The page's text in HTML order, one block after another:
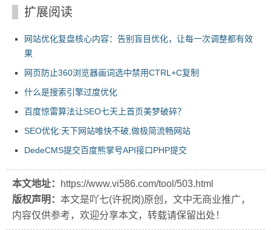
扩展阅读
网站优化复盘核心内容：告别盲目优化，让每一次调整都有效
果
网页防止360浏览器画词选中禁用CTRL+C复制
什么是搜索引擎过度优化
百度惊雷算法让SEO七天上首页美梦破碎？
SEO优化:天下网站唯快不破,做极简流畅网站
DedeCMS提交百度熊掌号API接口PHP提交
本文地址：
https://www.vi586.com/tool/503.html
版权声明： 本文是吖七(许祝岗)原创，文中无商业推广，
内容仅供参考，欢迎分享本文，转载请保留出处！